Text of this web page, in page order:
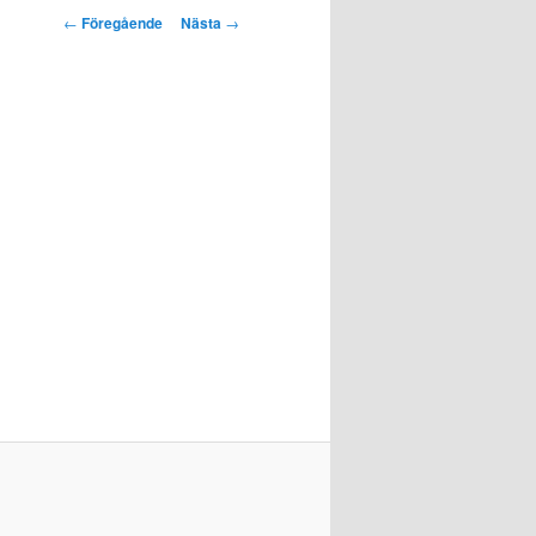
Inläggsnavigering
← Föregående Nästa →